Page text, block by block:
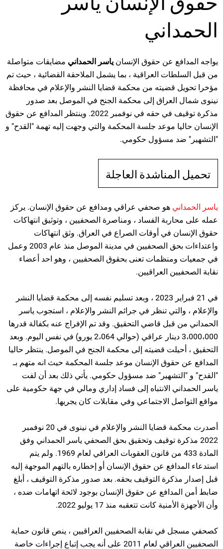
الحمداني
يواجه المدافع عن حقوق الإنسان ياسر الحمداني مضايقات متواصلة
من قبل السلطات العراقية ، بما يشمل الملاحقة القضائية ، حيث تم
مؤخرا تحويل قضيته من محكمة قضايا النشر والإعلام في محافظة
نينوى شمال العراق إلى محكمة الجنح في الموصل بعد صدور
مذكرة توقيف في حقه في نوفمبر 2022. وينتظر المدافع عن حقوق
الإنسان حاليا موعد جلسة المحكمة والتي وجهت إليه تهمة "القدح" و
"التشهير" ضد مسؤول حكومي.
تحميل المناشدة العاجلة
ياسر الحمداني هو صحفي عراقي ومدافع عن حقوق الإنسان. يركز
عمله على محاربة الفساد ، ومناصرة الصحفيين ، وتوثيق انتهاكات
حقوق الإنسان في أوقات الصراع في العراق. وثق انتهاكات
واعتداءات بحق الصحفيين في مدينة الموصل منذ عام 2003 وعمل
في جمعيات ومنظمات تعنى بحقوق الصحفيين ، وهو احد أعضاء
نقابة الصحفيين العراقيين.
في 21 فبراير 2023 ، وبعد تسليم نفسه إلى محكمة قضايا النشر
والإعلام ، والتي تنظر في جرائم النشر والإعلام ، استجوب ياسر
الحمداني من قبل قاضي التحقيق. وقد تم الإفراج عنه بكفالة قدرها
3،000،000 دينار عراقي (حوالي 2،064 يورو) في نفس اليوم. وبعد
التحقيق ، أحيلت قضيته إلى محكمة الجنح في الموصل. ينتظر حاليا
المدافع عن حقوق الإنسان موعد جلسة المحكمة حيث انه متهم بـ
"القدح" و "التشهير" ضد مسؤول حكومي. يأتي ذلك بعد أن لفت
ياسر الحمداني الانتباه إلى فساد إداري ومالي في جهة حكومية على
مواقع التواصل الاجتماعي وفي مقابلات كان يجريها.
أصدرت محكمة قضايا النشر والإعلام في نينوى في 20 نوفمبر
2022 مذكرة توقيف وتحقيق بحق الصحفي ياسر الحمداني وفق
المادة 433 من قانون العقوبات العراقي لعام 1969. ولم يتم
استدعاء المدافع عن حقوق الإنسان أو إخطاره بالتهم الموجهة إليه
قبل إصدار مذكرة التوقيف بحقه. بعد صدور مذكرة التوقيف ، أبلغ
ضابط أمن المدافع عن حقوق الإنسان بوجود لائحة اتهامات ضده ،
وأن الأجهزة الأمنية كانت تتعقبه منذ 17 يوليو 2022.
كصحفي مسجل في نقابة الصحفيين العراقيين ، ينص قانون حماية
الصحفيين العراقي لعام 2011 على أنه يجب إتباع إجراءات خاصة